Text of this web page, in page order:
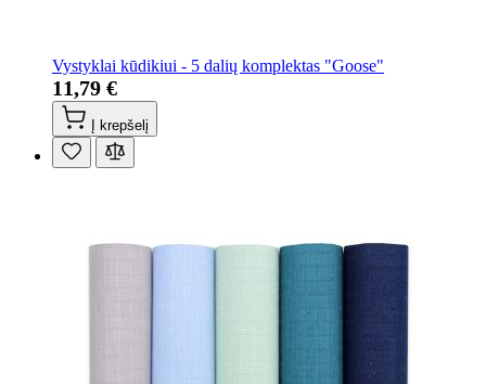
Vystyklai kūdikiui - 5 dalių komplektas "Goose"
11,79 €
Į krepšelį